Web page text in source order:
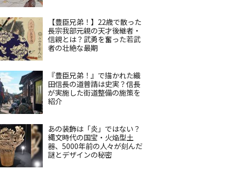
【豊臣兄弟！】22歳で散った
長宗我部元親の天才後継者・
信親とは？武勇を奮った若武
者の壮絶な最期
『豊臣兄弟！』で描かれた織
田信長の道普請は史実？信長
が実施した街道整備の施策を
紹介
あの装飾は「炎」ではない？
縄文時代の国宝・火焔型土
器、5000年前の人々が刻んだ
謎とデザインの秘密